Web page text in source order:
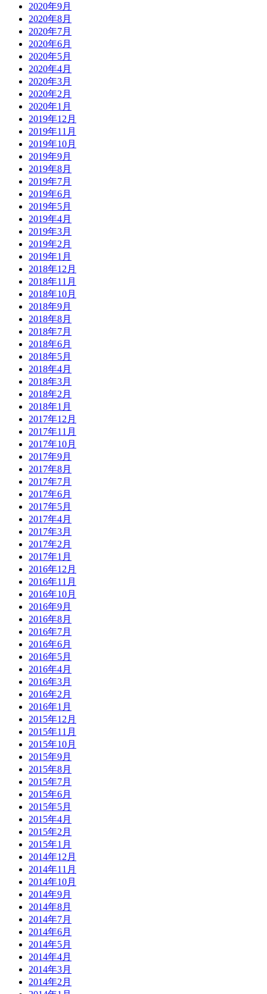
2020年9月
2020年8月
2020年7月
2020年6月
2020年5月
2020年4月
2020年3月
2020年2月
2020年1月
2019年12月
2019年11月
2019年10月
2019年9月
2019年8月
2019年7月
2019年6月
2019年5月
2019年4月
2019年3月
2019年2月
2019年1月
2018年12月
2018年11月
2018年10月
2018年9月
2018年8月
2018年7月
2018年6月
2018年5月
2018年4月
2018年3月
2018年2月
2018年1月
2017年12月
2017年11月
2017年10月
2017年9月
2017年8月
2017年7月
2017年6月
2017年5月
2017年4月
2017年3月
2017年2月
2017年1月
2016年12月
2016年11月
2016年10月
2016年9月
2016年8月
2016年7月
2016年6月
2016年5月
2016年4月
2016年3月
2016年2月
2016年1月
2015年12月
2015年11月
2015年10月
2015年9月
2015年8月
2015年7月
2015年6月
2015年5月
2015年4月
2015年2月
2015年1月
2014年12月
2014年11月
2014年10月
2014年9月
2014年8月
2014年7月
2014年6月
2014年5月
2014年4月
2014年3月
2014年2月